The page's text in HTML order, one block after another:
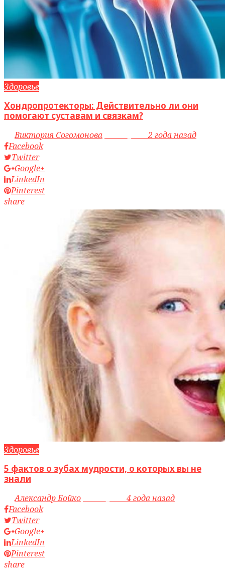
Здоровье
Хондропротекторы: Действительно ли они
помогают суставам и связкам?
byВиктория Согомонова access_time2 года назад
Facebook
Twitter
Google+
LinkedIn
Pinterest
share
Здоровье
5 фактов о зубах мудрости, о которых вы не
знали
byАлександр Бойко
4 года назад
Facebook
Twitter
Google+
LinkedIn
Pinterest
share